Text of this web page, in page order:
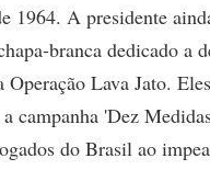
1964. A presidente
branca dedicado a
Operação Lava Jato.
campanha 'Dez
do Brasil ao